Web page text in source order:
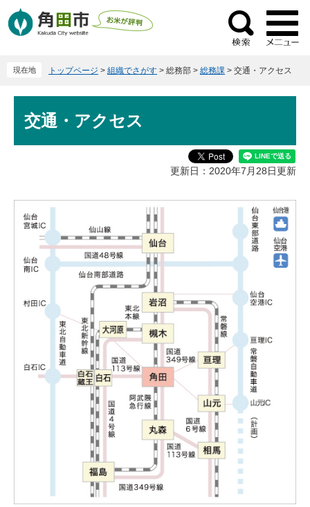
ー
ニ
検
索
現在地 トップページ > 組織でさがす > 総務部 > 総務課 > 交通・アクセス
文交通・アクセス
更新日：2020年7月28日更新